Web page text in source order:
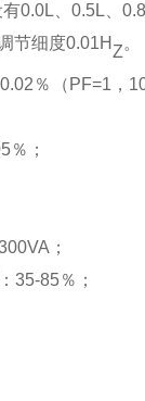
0.0L、0.5L、
节细度0.01HZ。
％（PF=1，
；
；
35-85％；